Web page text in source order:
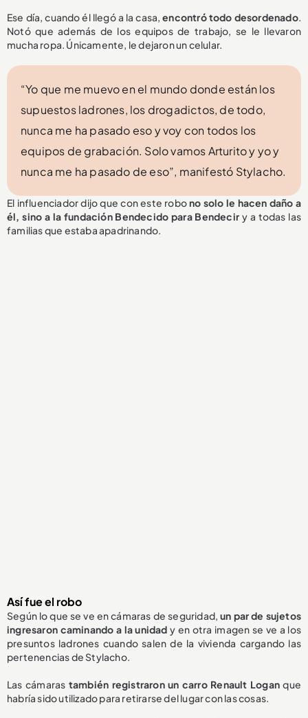
Ese día, cuando él llegó a la casa,encontró todo desordenado.
Notó que además de los equipos de trabajo, se le llevaron
mucha ropa. Únicamente, le dejaron un celular.
“Yo que me muevo en el mundo donde están los
supuestos ladrones, los drogadictos, de todo,
nunca me ha pasado eso y voy con todos los
equipos de grabación. Solo vamos Arturito y yo y
nunca me ha pasado de eso”, manifestó Stylacho.
El influenciador dijo que con este robono solo le hacen daño a
él, sino a la fundación Bendecido para Bendecir y a todas las
familias que estaba apadrinando.
Así fue el robo
Según lo que se ve en cámaras de seguridad,un par de sujetos
ingresaron caminando a la unidad y en otra imagen se ve a los
presuntos ladrones cuando salen de la vivienda cargando las
pertenencias de Stylacho.
Las cámaras también registraron un carro Renault Logan que
habría sido utilizado para retirarse del lugar con las cosas.